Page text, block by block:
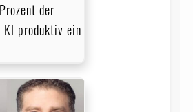
der
KI produktiv ein